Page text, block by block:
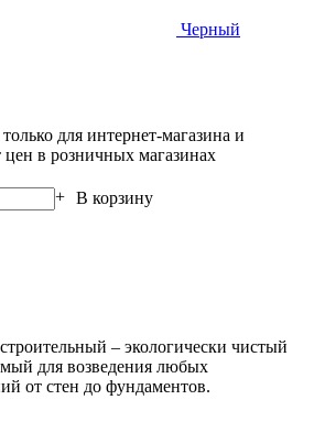
Черный
для интернет-магазина и
цен в розничных магазинах
+ В корзину
– экологически чистый
для возведения любых
от стен до фундаментов.